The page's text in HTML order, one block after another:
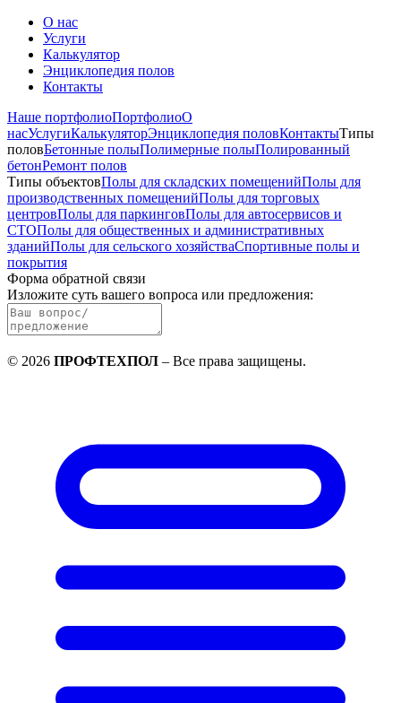
О нас
Услуги
Калькулятор
Энциклопедия полов
Контакты
Наше портфолиоПортфолиоО
насУслугиКалькуляторЭнциклопедия половКонтактыТипы
половБетонные полыПолимерные полыПолированный
бетонРемонт полов
Типы объектовПолы для складских помещенийПолы для
производственных помещенийПолы для торговых
центровПолы для паркинговПолы для автосервисов и
СТОПолы для общественных и административных
зданийПолы для сельского хозяйстваСпортивные полы и
покрытия
Форма обратной связи
Изложите суть вашего вопроса или предложения:
© 2026 ПРОФТЕХПОЛ – Все права защищены.